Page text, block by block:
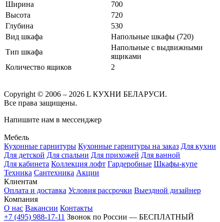
Ширина
700
Высота
720
Глубина
530
Вид шкафа
Напольные шкафы (720)
Тип шкафа
Напольные с выдвижными
ящиками
Количество ящиков
2
Copyright © 2006 – 2026 L КУХНИ БЕЛАРУСИ.
Все права защищены.
Напишите нам в мессенджер
Мебель
Кухонные гарнитуры Кухонные гарнитуры на заказ Для кухни
Для детской Для спальни Для прихожей Для ванной
Для кабинета Коллекция лофт Гардеробные Шкафы-купе
Техника Сантехника Акции
Клиентам
Оплата и доставка Условия рассрочки Выездной дизайнер
Компания
О нас Вакансии Контакты
+7 (495) 988-17-11 Звонок по России — БЕСПЛАТНЫЙ